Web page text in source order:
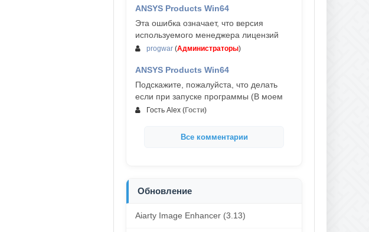
ANSYS Products Win64
Эта ошибка означает, что версия
используемого менеджера лицензий
progwar (Администраторы)
ANSYS Products Win64
Подскажите, пожалуйста, что делать
если при запуске программы (В моем
Гость Alex (Гости)
Все комментарии
Обновление
Aiarty Image Enhancer (3.13)